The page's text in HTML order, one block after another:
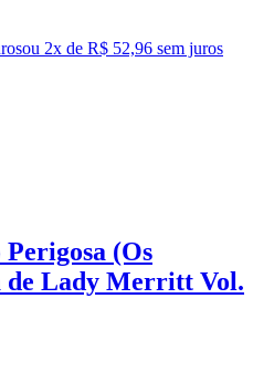
ou 2x de R$ 52,96 sem juros
(Os
de Lady Merritt Vol.